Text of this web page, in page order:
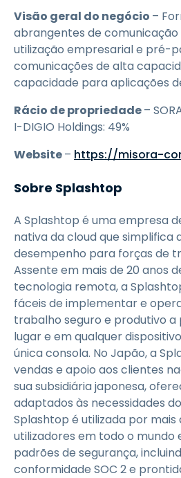
Visão geral do negócio –
abrangentes de comunicação
utilização empresarial e pré-
comunicações de alta
capacidade para aplicações
Rácio de propriedade–
I-DIGIO Holdings: 49%
Website– https://misora-
Sobre Splashtop
A Splashtop é uma empresa
nativa da cloud que simplifica
desempenho para forças de
Assente em mais de 20 anos
tecnologia remota, a
fáceis de implementar e
trabalho seguro e produtivo
lugar e em qualquer
única consola. No Japão, a
vendas e apoio aos clientes
sua subsidiária japonesa,
adaptados às necessidades
Splashtop é utilizada por mais
utilizadores em todo o mundo
padrões de segurança,
conformidade SOC 2 e